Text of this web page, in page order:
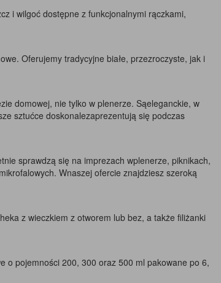
i wilgoć dostępne z funkcjonalnymi rączkami,
Oferujemy tradycyjne białe, przezroczyste, jak i
domowej, nie tylko w plenerze. Sąeleganckie, w
sztućce doskonalezaprezentują się podczas
sprawdzą się na imprezach wplenerze, piknikach,
Wnaszej ofercie znajdziesz szeroką
z wieczkiem z otworem lub bez, a także filiżanki
o pojemności 200, 300 oraz 500 ml pakowane po 6,